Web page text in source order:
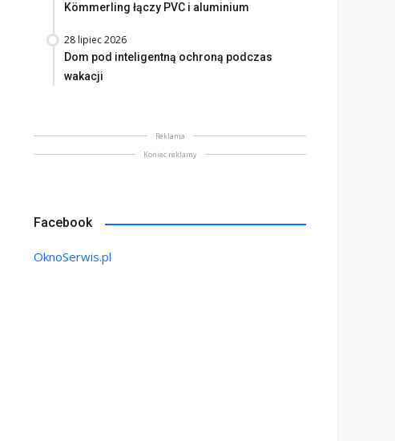
Kömmerling łączy PVC i aluminium
28 lipiec 2026
Dom pod inteligentną ochroną podczas
wakacji
Reklama
Koniec reklamy
Facebook
OknoSerwis.pl